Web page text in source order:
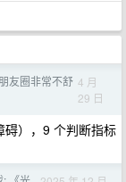
友圈非常不舒 4 月
29 日
碍），9 个判断指标